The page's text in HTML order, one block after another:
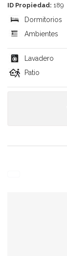
ID Propiedad: 189
Dormitorios
Ambientes
Lavadero
Patio